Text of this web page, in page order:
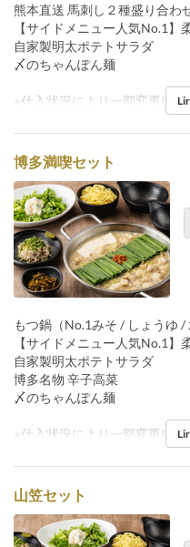
熊本直送 馬刺し２種盛り合わ
【サイドメニュー人気No.1】
自家製明太ポテトサラダ
〆のちゃんぽん麺
※仕入状況により一部変更にな
博多満喫セット
もつ鍋（No.1みそ / しょうゆ /
【サイドメニュー人気No.1】
自家製明太ポテトサラダ
博多名物 辛子高菜
〆のちゃんぽん麺
※仕入状況により一部変更にな
山笠セット